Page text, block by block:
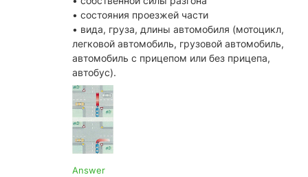
• состояния проезжей части
• вида, груза, длины автомобиля (мотоцикл,
легковой автомобиль, грузовой автомобиль,
автомобиль с прицепом или без прицепа,
автобус).
Answer